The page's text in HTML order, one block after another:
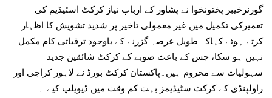
گورنرخیبر پختونخوا نے پشاور کے ارباب نیاز کرکٹ اسٹیڈیم کی
تعمیرکی تکمیل میں غیر معمولی تاخیر پر شدید تشویش کا اظہار
کرتے ہوئے کہاکہ طویل عرصہ گزرنے کے باوجود ترقیاتی کام مکمل
نہیں ہو سکا، جس کے باعث صوبے کے کرکٹ شائقین جدید
سہولیات سے محروم ہیں۔پاکستان کرکٹ بورڈ نے لاہور کراچی اور
راولپنڈی کے کرکٹ سٹیڈیمز بہت کم وقت میں ڈیویلپ کیے ۔